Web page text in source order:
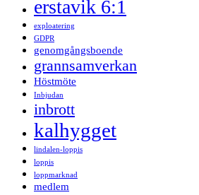
erstavik 6:1
exploatering
GDPR
genomgångsboende
grannsamverkan
Höstmöte
Inbjudan
inbrott
kalhygget
lindalen-loppis
loppis
loppmarknad
medlem